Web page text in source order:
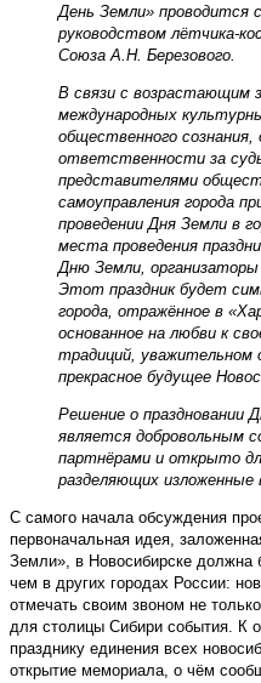
День Земли» проводится
руководством лётчика-
Союза А.Н. Березового.
В связи с возрастающим
международных
общественного сознания,
ответственности за
представителями
самоуправления города
проведении Дня Земли в
места проведения
Дню Земли,
Этот праздник будет
города, отражённое в
основанное на любви к
традиций,
прекрасное будущее
Решение о праздновании
является добровольным
партнёрами и открыто
разделяющих изложенные
С самого начала обсуждения
первоначальная идея,
Земли», в Новосибирске должна
чем в других городах России:
отмечать своим звоном не
для столицы Сибири события. К
празднику единения всех
открытие мемориала, о чём